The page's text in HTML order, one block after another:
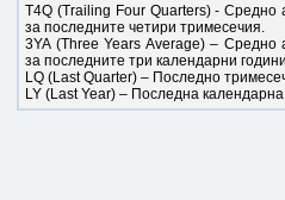
T4Q (Trailing Four Quarters) - Средно
за последните четири тримесечия.
3YA (Three Years Average) – Средно
за последните три календарни
LQ (Last Quarter) – Последно
LY (Last Year) – Последна